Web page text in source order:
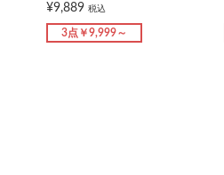
¥9,889 税込
3点￥9,999～